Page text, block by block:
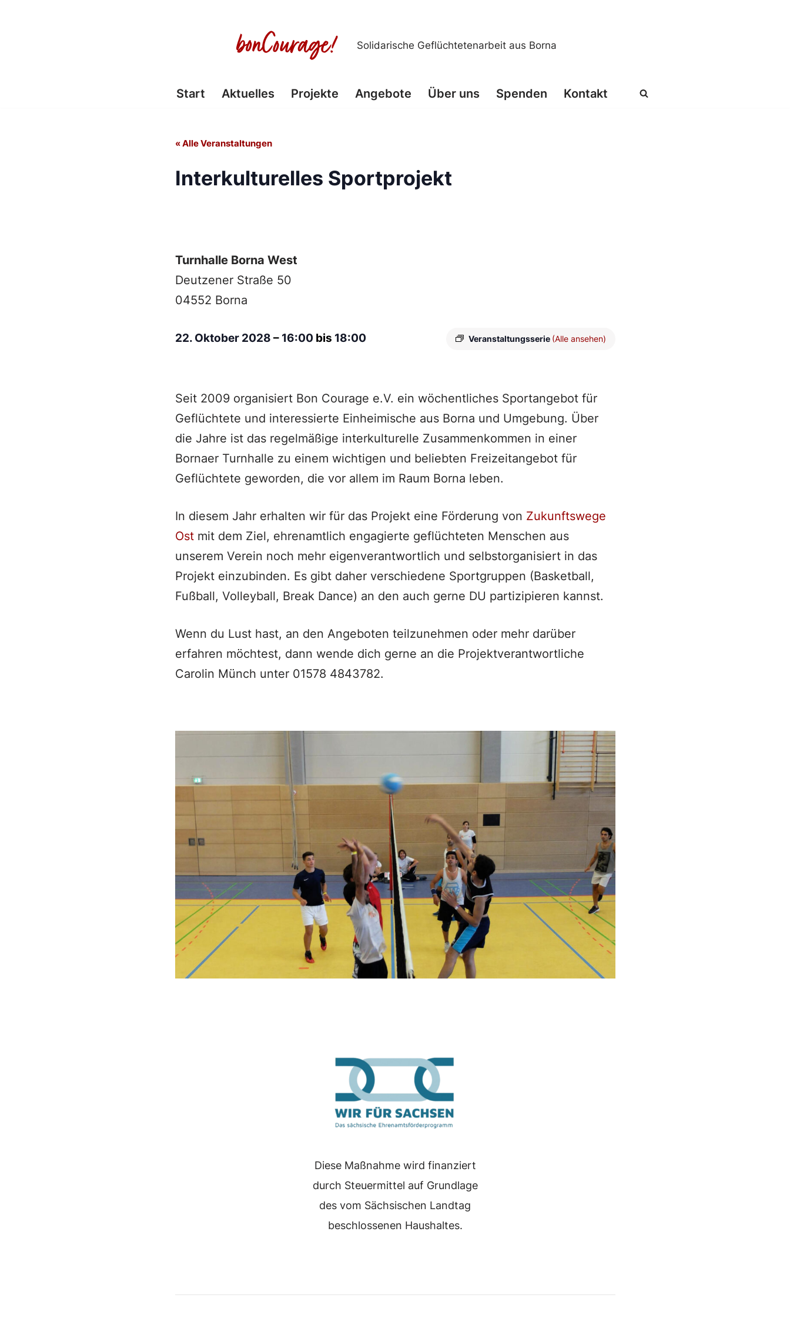
Solidarische Geflüchtetenarbeit aus Borna
Start Aktuelles Projekte Angebote Über uns Spenden Kontakt
« Alle Veranstaltungen
Interkulturelles Sportprojekt
Turnhalle Borna West
Deutzener Straße 50
04552 Borna
Veranstaltungsserie (Alle ansehen)
22. Oktober 2028 – 16:00 bis 18:00
Seit 2009 organisiert Bon Courage e.V. ein wöchentliches Sportangebot für
Geflüchtete und interessierte Einheimische aus Borna und Umgebung. Über
die Jahre ist das regelmäßige interkulturelle Zusammenkommen in einer
Bornaer Turnhalle zu einem wichtigen und beliebten Freizeitangebot für
Geflüchtete geworden, die vor allem im Raum Borna leben.
In diesem Jahr erhalten wir für das Projekt eine Förderung von Zukunftswege
Ostmit dem Ziel, ehrenamtlich engagierte geflüchteten Menschen aus
unserem Verein noch mehr eigenverantwortlich und selbstorganisiert in das
Projekt einzubinden. Es gibt daher verschiedene Sportgruppen (Basketball,
Fußball, Volleyball, Break Dance) an den auch gerne DU partizipieren kannst.
Wenn du Lust hast, an den Angeboten teilzunehmen oder mehr darüber
erfahren möchtest, dann wende dich gerne an die Projektverantwortliche
Carolin Münch unter 01578 4843782.
Diese Maßnahme wird finanziert
durch Steuermittel auf Grundlage
des vom Sächsischen Landtag
beschlossenen Haushaltes.